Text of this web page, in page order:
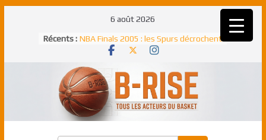
6 août 2026
Récents : NBA Finals 2005 : les Spurs décrochent
un troisième titre NBA, la rude bataille
NBA Finals 2021 : les Bucks et Giannis
Antetokounmpo triomphent, le Greek
Freek élu MVP
Shai Gilgeous-Alexander : son premier
match à plus de 40 points en NBA, le